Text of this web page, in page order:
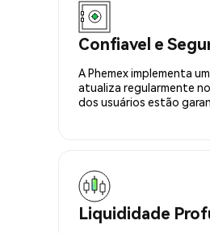
Confiavel e
A Phemex implementa
atualiza regularmente
dos usuários estão
Liquididade